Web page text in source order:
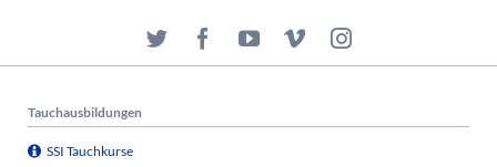
Tauchausbildungen
SSI Tauchkurse